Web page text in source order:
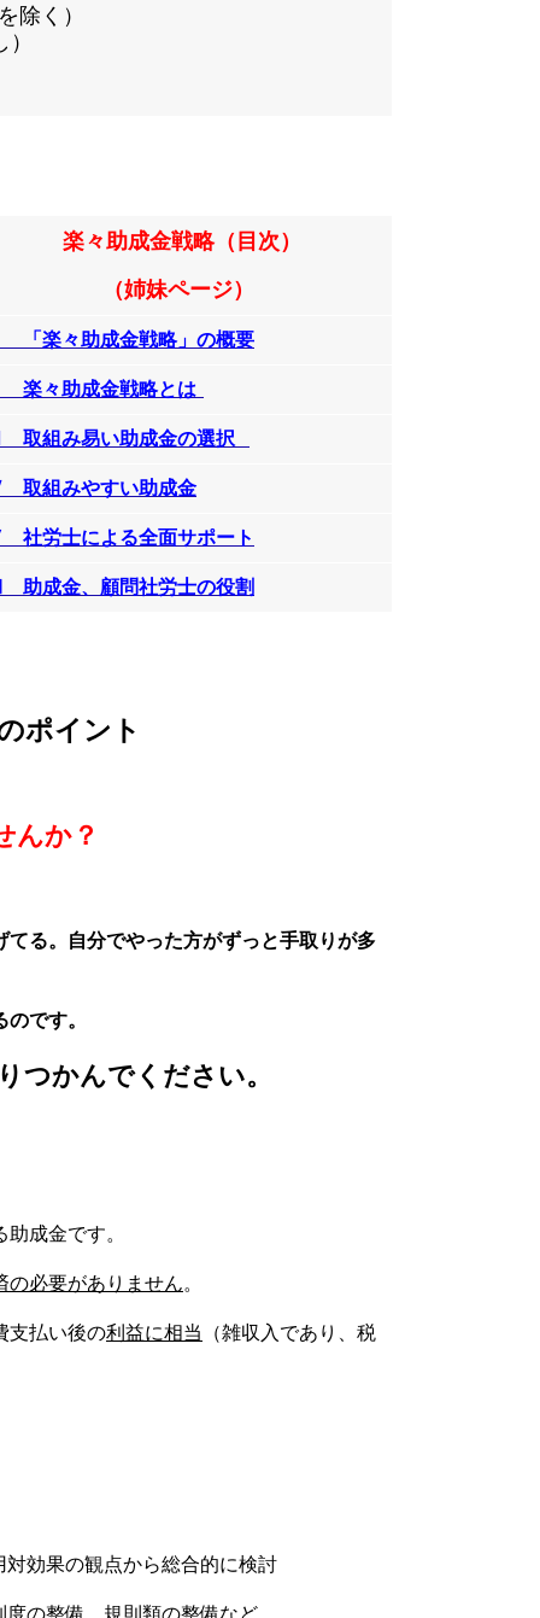
く）
楽々助成金戦略（目次）
（姉妹ページ）
「楽々助成金戦略」の概要
々助成金戦略とは
組み易い助成金の選択
取組みやすい助成金
社労士による全面サポート
成金、 顧問社労士の役割
ポイント
んか？
る。自分でやった方がずっと手取りが多
のです。
つかんでください。
助成金です。
の必要がありません。
払い後の利益に相当 （雑収入であり、税
効果の観点から総合的に検討
の整備、規則類の整備など